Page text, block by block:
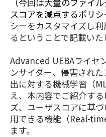
スコアを減点するポリ
シーをカスタマイズし
るということで記載いた
Advanced UEBAライセ
ンサイダー、侵害され
出に対する機械学習（
え、本内容でご紹介す
ズ、ユーザスコアに基
用できる機能（Real-
ます。